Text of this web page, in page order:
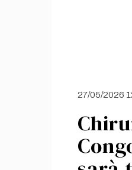
27/05/2026